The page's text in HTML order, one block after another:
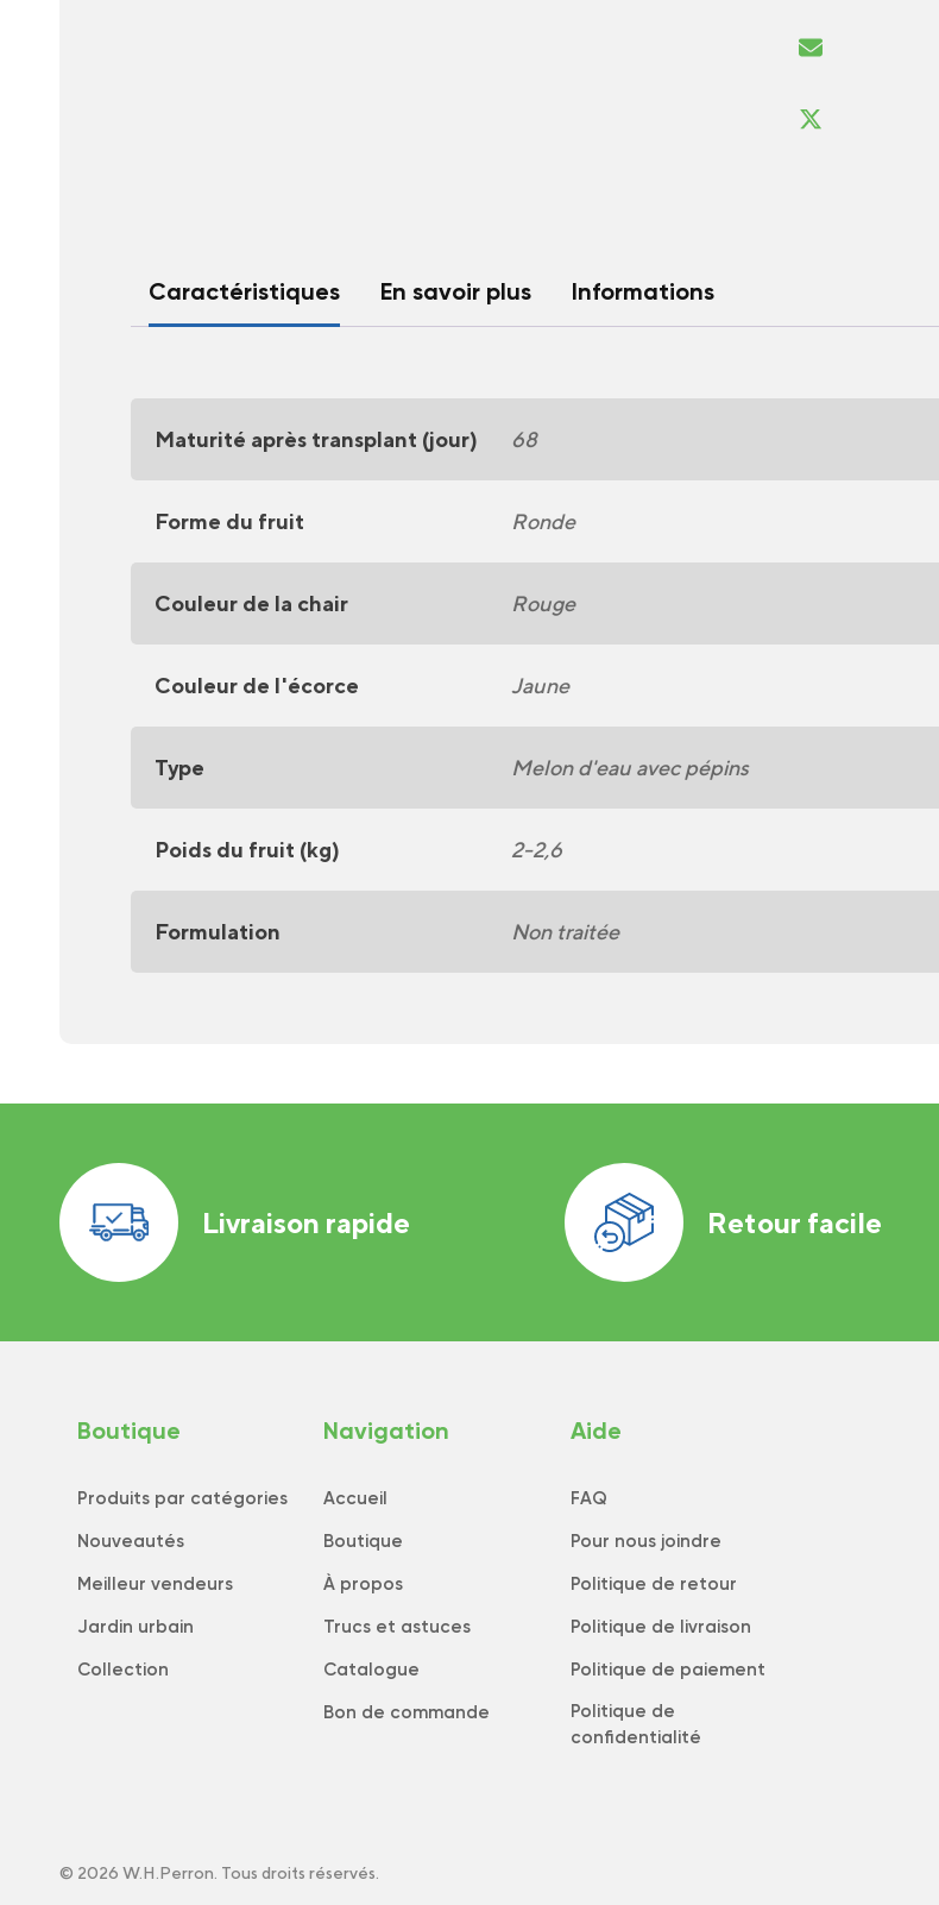
Caractéristiques En savoir plus Informations
Maturité après transplant (jour) 68
Forme du fruit Ronde
Couleur de la chair Rouge
Couleur de l'écorce Jaune
Type Melon d'eau avec pépins
Poids du fruit (kg) 2-2,6
Formulation Non traitée
Livraison rapide Retour facile
Boutique
Produits par catégories
Nouveautés
Meilleur vendeurs
Jardin urbain
Collection
Navigation
Accueil
Boutique
À propos
Trucs et astuces
Catalogue
Bon de commande
Aide
FAQ
Pour nous joindre
Politique de retour
Politique de livraison
Politique de paiement
Politique de
confidentialité
© 2026 W.H.Perron. Tous droits réservés.